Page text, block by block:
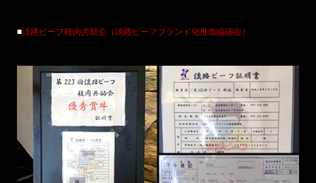
■淡路ビーフ枝肉共励会（淡路ビーフブランド化推進協議会）